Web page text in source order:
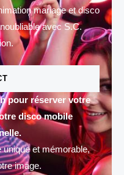
mariage et disco
avec S.C.
pour réserver votre
disco mobile
et mémorable,
image.